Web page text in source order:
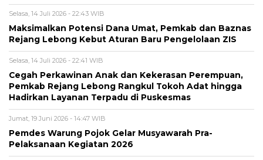
Selasa, 14 Juli 2026 - 22:43 WIB
Maksimalkan Potensi Dana Umat, Pemkab dan Baznas
Rejang Lebong Kebut Aturan Baru Pengelolaan ZIS
Selasa, 14 Juli 2026 - 22:41 WIB
Cegah Perkawinan Anak dan Kekerasan Perempuan,
Pemkab Rejang Lebong Rangkul Tokoh Adat hingga
Hadirkan Layanan Terpadu di Puskesmas
Jumat, 19 Juni 2026 - 14:47 WIB
Pemdes Warung Pojok Gelar Musyawarah Pra-
Pelaksanaan Kegiatan 2026